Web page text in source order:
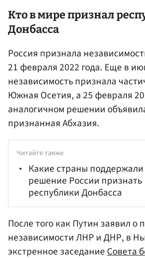
Кто в мире признал
Донбасса
Россия признала
21 февраля 2022 года. Еще в
независимость признала
Южная Осетия, а 25 февраля
аналогичном решении
признанная Абхазия.
Читайте также
Какие страны поддержали
решение России признать
республики Донбасса
После того как Путин заявил о
независимости ЛНР и ДНР, в
экстренное заседаниеСовета